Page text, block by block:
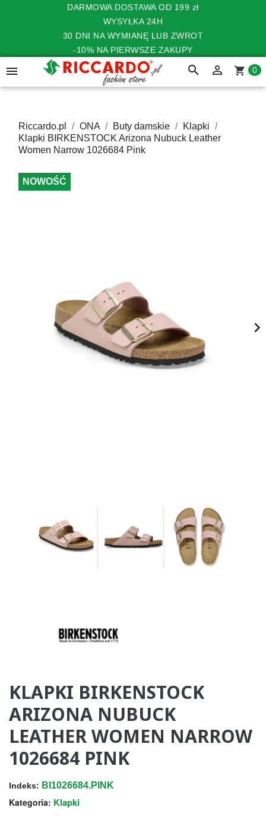
DARMOWA DOSTAWA OD 199 zł
WYSYŁKA 24H
30 DNI NA WYMIANĘ LUB ZWROT
-10% NA PIERWSZE ZAKUPY
 search  shopping_cart 0
Riccardo.pl ONA Buty damskie
Klapki
Klapki BIRKENSTOCK Arizona Nubuck Leather
Women Narrow 1026684 Pink
NOWOŚĆ

KLAPKI BIRKENSTOCK
ARIZONA NUBUCK
LEATHER WOMEN NARROW
1026684 PINK
Indeks: BI1026684.PINK
Kategoria: Klapki